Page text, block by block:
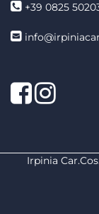
+39 0825
FacebookInstagram
Irpinia